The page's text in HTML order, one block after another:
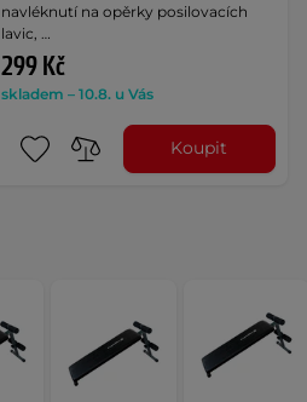
navléknutí na opěrky posilovacích
lavic, …
299 Kč
skladem – 10.8. u Vás
Koupit